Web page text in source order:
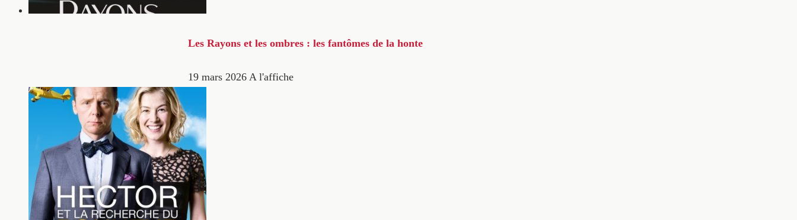
Les Rayons et les ombres : les fantômes de la honte
19 mars 2026 A l'affiche